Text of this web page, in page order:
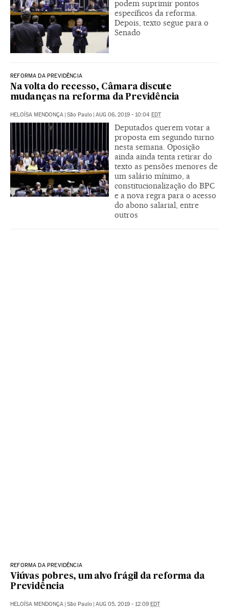
podem suprimir pontos
específicos da reforma.
Depois, texto segue para o
Senado
REFORMA DA PREVIDÊNCIA
Na volta do recesso, Câmara discute
mudanças na reforma da Previdência
HELOÍSA MENDONÇA | São Paulo | AUG 06, 2019 - 10:04 EDT
Deputados querem votar a
proposta em segundo turno
nesta semana. Oposição
ainda ainda tenta retirar do
texto as pensões menores de
um salário mínimo, a
constitucionalização do BPC
e a nova regra para o acesso
do abono salarial, entre
outros
REFORMA DA PREVIDÊNCIA
Viúvas pobres, um alvo frágil da reforma da
Previdência
HELOÍSA MENDONÇA | São Paulo | AUG 05, 2019 - 12:09 EDT